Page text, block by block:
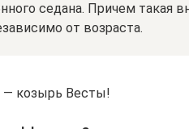
седана. Причем такая
от возраста.
козырь Весты!